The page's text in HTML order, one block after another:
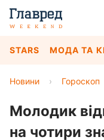
STARS МОДА ТА
Новини › Гороскоп
Молодик
на чотири